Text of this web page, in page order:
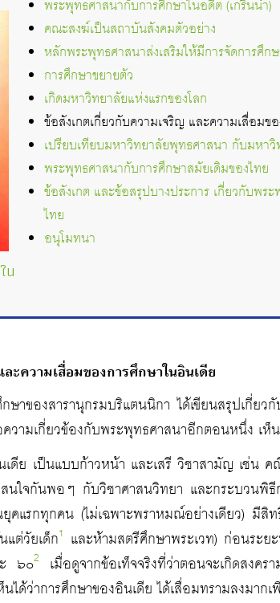
น
พระพุทธศาสนากับการศึกษาในอดีต (เกริ่นนำ)
คณะสงฆ์เป็นสถาบันสังคมตัวอย่าง
หลักพระพุทธศาสนาส่งเสริมให้มีการจัดการศึก
การศึกษาขยายตัว
เกิดมหาวิทยาลัยแห่งแรกของโลก
ข้อสังเกตเกี่ยวกับความเจริญ และความเสื่อมข
เปรียบเทียบมหาวิทยาลัยพุทธศาสนา กับมหาวิ
พระพุทธศาสนากับการศึกษาสมัยเดิมของไทย
ข้อสังเกต และข้อสรุปบางประการ เกี่ยวกับพ
ไทย
อนุโมทนา
ะความเสื่อมของการศึกษาในอินเดีย
ษาของสารานุกรมบริแตนนิกา ได้เขียนสรุปเกี่ย
วามเกี่ยวข้องกับพระพุทธศาสนาอีกตอนหนึ่ง เ
เดีย เป็นแบบก้าวหน้า และเสรี วิชาสามัญ เช่น
สนใจกันพอๆ กับวิชาศาสนวิทยา และกระบวน
คแรกทุกคน (ไม่เฉพาะพราหมณ์อย่างเดียว) มีสิ
ต่วัยเด็ก1 และห้ามสตรีศึกษาพระเวท) ก่อนระย
๖๐2
เมื่อดูจากข้อเท็จจริงที่ว่าตอนจะเกิดสงค
ด้ว่าการศึกษาของอินเดีย ได้เสื่อมทรามลงมากเ